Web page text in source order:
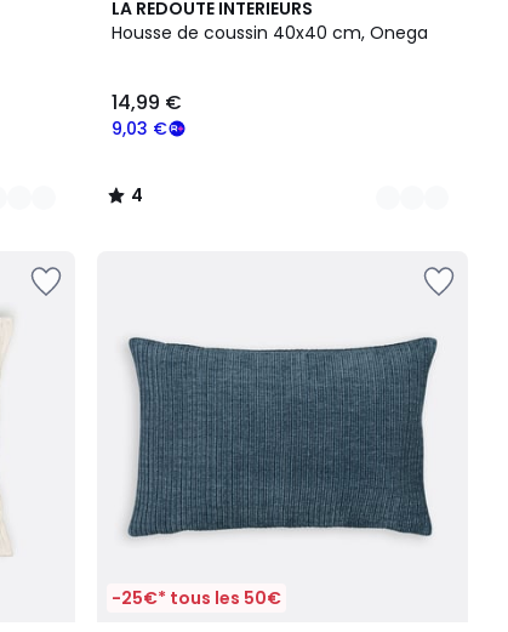
LA REDOUTE INTERIEURS
Housse de coussin 40x40 cm, Onega
9,03 €
14,99 €
4
/
9
Couleurs
4
/
-25€* tous les 50€